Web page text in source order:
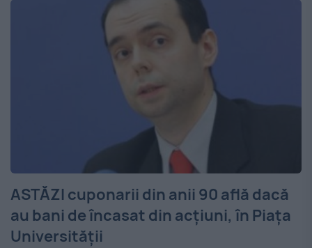
ASTĂZI cuponarii din anii 90 află dacă
au bani de încasat din acțiuni, în Piața
Universității